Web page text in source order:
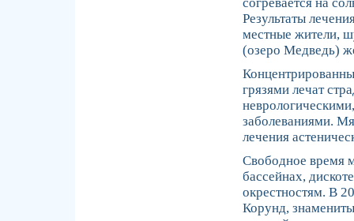
Результаты
местные жители,
(озеро Медведь)
грязями лечат
заболеваниями.
лечения
Свободное время
бассейнах,
окрестностям. В
Корунд,